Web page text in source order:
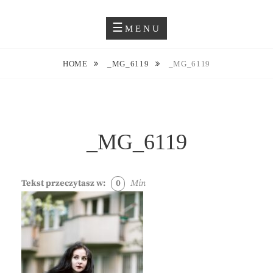
JUSTYNA EWA GROCHOWSKA
MENU
HOME _MG_6119 _MG_6119
_MG_6119
Tekst przeczytasz w: 0 Min